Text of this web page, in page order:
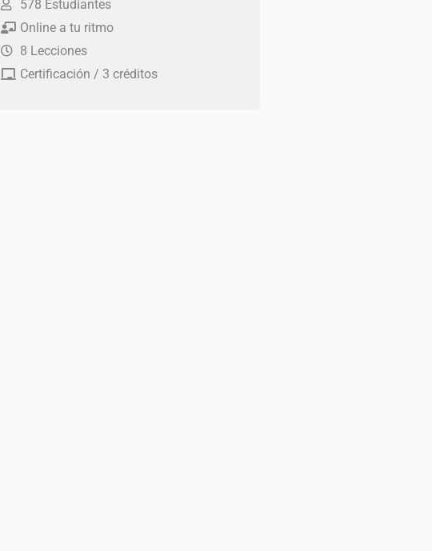
$ 60.00.
$ 40.00.
578 Estudiantes
Online a tu ritmo
8 Lecciones
Certificación / 3 créditos